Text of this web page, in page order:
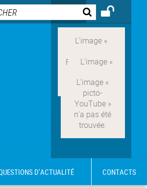
D'ACTUALITÉ CONTACTS